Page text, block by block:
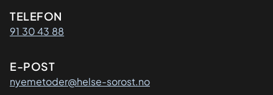
Kontaktinformasjon
TELEFON
91 30 43 88
E-POST
nyemetoder@helse-sorost.no